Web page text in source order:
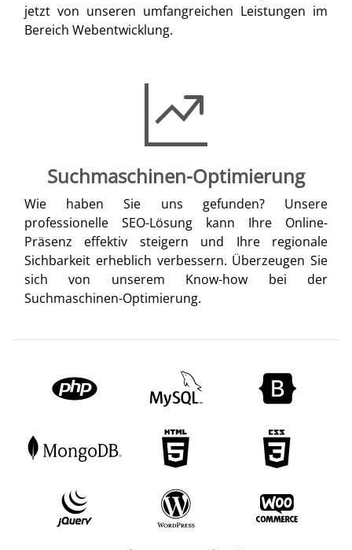
jetzt von unseren umfangreichen Leistungen im
Bereich Webentwicklung.
Suchmaschinen-Optimierung
Wie haben Sie uns gefunden? Unsere
professionelle SEO-Lösung kann Ihre Online-
Präsenz effektiv steigern und Ihre regionale
Sichbarkeit erheblich verbessern. Überzeugen Sie
sich von unserem Know-how bei der
Suchmaschinen-Optimierung.